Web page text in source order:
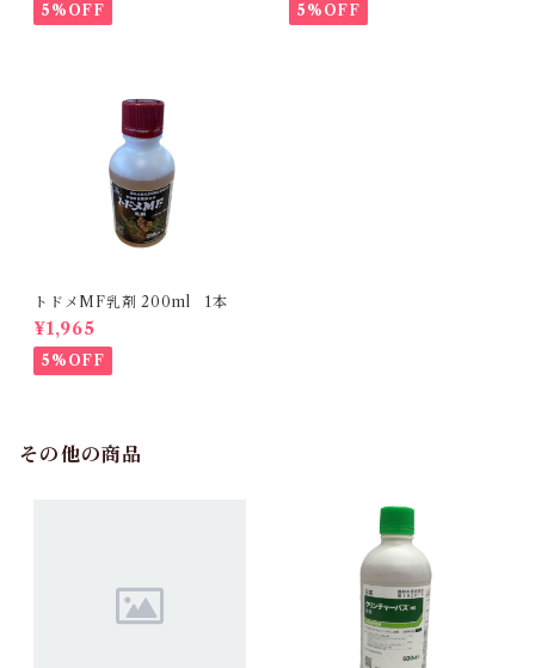
5%OFF 5%OFF
トドメMF乳剤 200ml 1本
¥1,965
5%OFF
その他の商品